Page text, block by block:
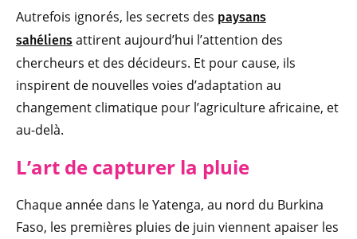
Autrefois ignorés, les secrets des paysans
sahéliens attirent aujourd’hui l’attention des
chercheurs et des décideurs. Et pour cause, ils
inspirent de nouvelles voies d’adaptation au
changement climatique pour l’agriculture africaine, et
au-delà.
L’art de capturer la pluie
Chaque année dans le Yatenga, au nord du Burkina
Faso, les premières pluies de juin viennent apaiser les